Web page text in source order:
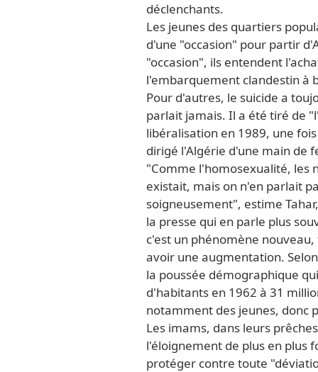
déclenchants.
Les jeunes des quartiers
d'une "occasion" pour partir
"occasion", ils entendent
l'embarquement clandestin à
Pour d'autres, le suicide a
parlait jamais. Il a été tiré de
libéralisation en 1989, une
dirigé l'Algérie d'une main de
"Comme l'homosexualité, les
existait, mais on n'en parlait
soigneusement", estime
la presse qui en parle plus
c'est un phénomène
avoir une augmentation.
la poussée démographique
d'habitants en 1962 à 31
notamment des jeunes, donc
Les imams, dans leurs
l'éloignement de plus en plus
protéger contre toute